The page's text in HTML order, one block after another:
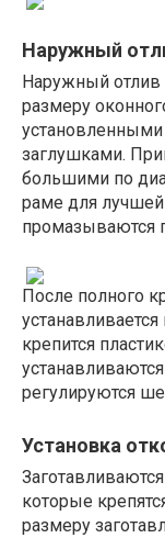
Наружный
Наружный отлив
размеру
заглушками.
большими по
раме для
промазываются
После полного
крепится
регулируются
Установка
которые
размеру